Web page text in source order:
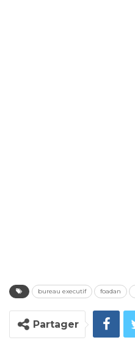
bureau executif foadan
Partager